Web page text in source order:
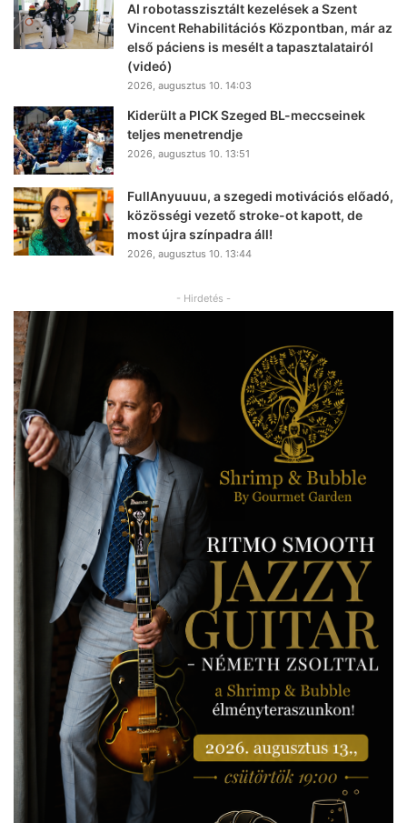
AI robotasszisztált kezelések a Szent
Vincent Rehabilitációs Központban, már az
első páciens is mesélt a tapasztalatairól
(videó)
2026, augusztus 10. 14:03
Kiderült a PICK Szeged BL-meccseinek
teljes menetrendje
2026, augusztus 10. 13:51
FullAnyuuuu, a szegedi motivációs előadó,
közösségi vezető stroke-ot kapott, de
most újra színpadra áll!
2026, augusztus 10. 13:44
- Hirdetés -